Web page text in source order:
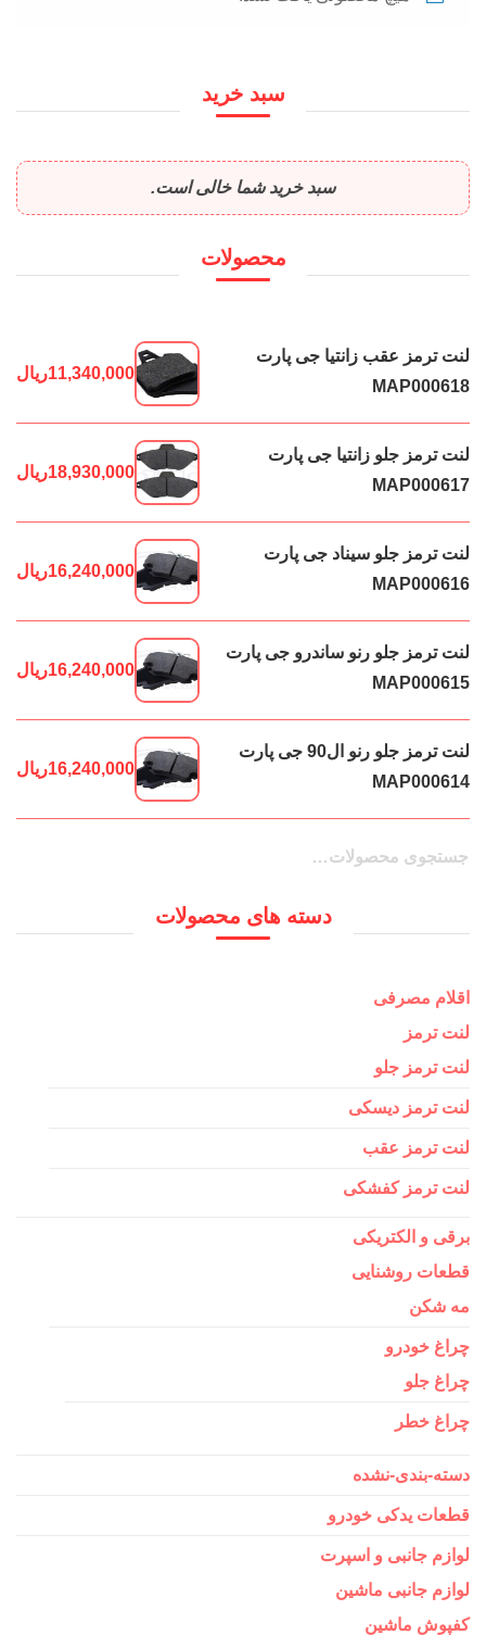
سبد خرید
سبد خرید شما خالی است.
محصولات
لنت ترمز عقب زانتیا جی پارت
MAP000618
11,340,000ریال
لنت ترمز جلو زانتیا جی پارت
MAP000617
18,930,000ریال
لنت ترمز جلو سیناد جی پارت
MAP000616
16,240,000ریال
لنت ترمز جلو رنو ساندرو جی پارت
MAP000615
16,240,000ریال
لنت ترمز جلو رنو ال90 جی پارت
MAP000614
16,240,000ریال
جستجو
جستجو
دسته های محصولات
اقلام مصرفی
لنت ترمز
لنت ترمز جلو
لنت ترمز دیسکی
لنت ترمز عقب
لنت ترمز کفشکی
برقی و الکتریکی
قطعات روشنایی
مه شکن
چراغ خودرو
چراغ جلو
چراغ خطر
دسته-بندی-نشده
قطعات یدکی خودرو
لوازم جانبی و اسپرت
لوازم جانبی ماشین
کفپوش ماشین